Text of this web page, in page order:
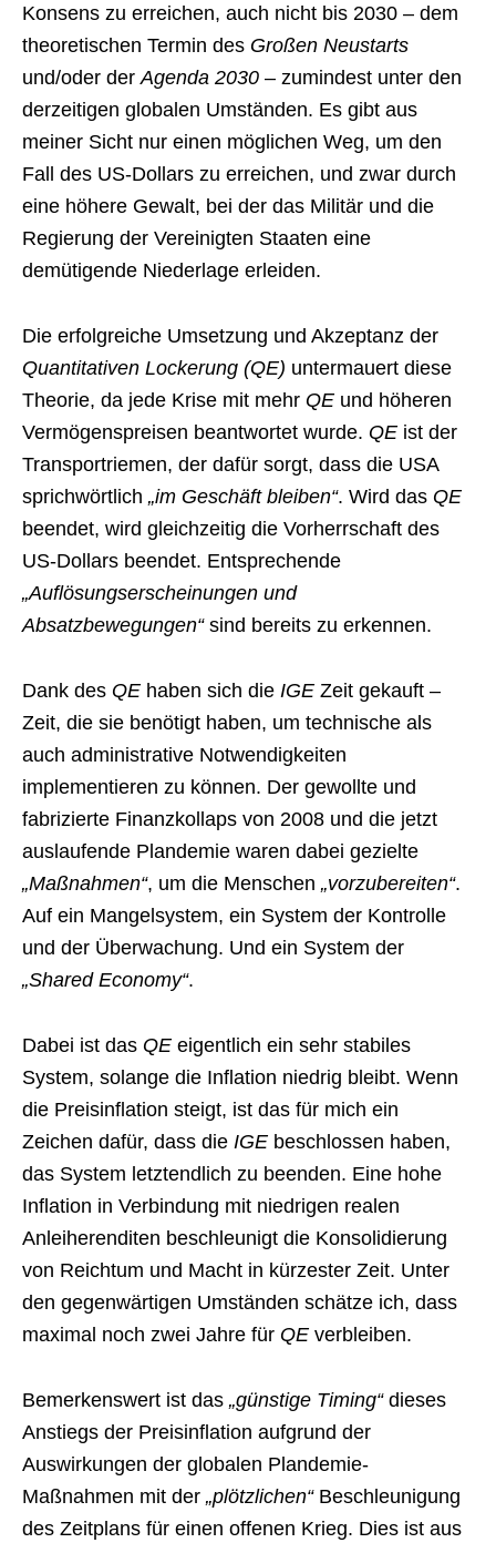
Konsens zu erreichen, auch nicht bis 2030 – dem
theoretischen Termin des Großen Neustarts
und/oder der Agenda 2030 – zumindest unter den
derzeitigen globalen Umständen. Es gibt aus
meiner Sicht nur einen möglichen Weg, um den
Fall des US-Dollars zu erreichen, und zwar durch
eine höhere Gewalt, bei der das Militär und die
Regierung der Vereinigten Staaten eine
demütigende Niederlage erleiden.
Die erfolgreiche Umsetzung und Akzeptanz der
Quantitativen Lockerung (QE) untermauert diese
Theorie, da jede Krise mit mehr QE und höheren
Vermögenspreisen beantwortet wurde. QE ist der
Transportriemen, der dafür sorgt, dass die USA
sprichwörtlich „im Geschäft bleiben“. Wird das QE
beendet, wird gleichzeitig die Vorherrschaft des
US-Dollars beendet. Entsprechende
„Auflösungserscheinungen und
Absatzbewegungen“sind bereits zu erkennen.
Dank des QE haben sich die IGE Zeit gekauft –
Zeit, die sie benötigt haben, um technische als
auch administrative Notwendigkeiten
implementieren zu können. Der gewollte und
fabrizierte Finanzkollaps von 2008 und die jetzt
auslaufende Plandemie waren dabei gezielte
„Maßnahmen“, um die Menschen „vorzubereiten“.
Auf ein Mangelsystem, ein System der Kontrolle
und der Überwachung. Und ein System der
„Shared Economy“.
Dabei ist das QE eigentlich ein sehr stabiles
System, solange die Inflation niedrig bleibt. Wenn
die Preisinflation steigt, ist das für mich ein
Zeichen dafür, dass die IGE beschlossen haben,
das System letztendlich zu beenden. Eine hohe
Inflation in Verbindung mit niedrigen realen
Anleiherenditen beschleunigt die Konsolidierung
von Reichtum und Macht in kürzester Zeit. Unter
den gegenwärtigen Umständen schätze ich, dass
maximal noch zwei Jahre für QE verbleiben.
Bemerkenswert ist das „günstige Timing“dieses
Anstiegs der Preisinflation aufgrund der
Auswirkungen der globalen Plandemie-
Maßnahmen mit der „plötzlichen“Beschleunigung
des Zeitplans für einen offenen Krieg. Dies ist aus